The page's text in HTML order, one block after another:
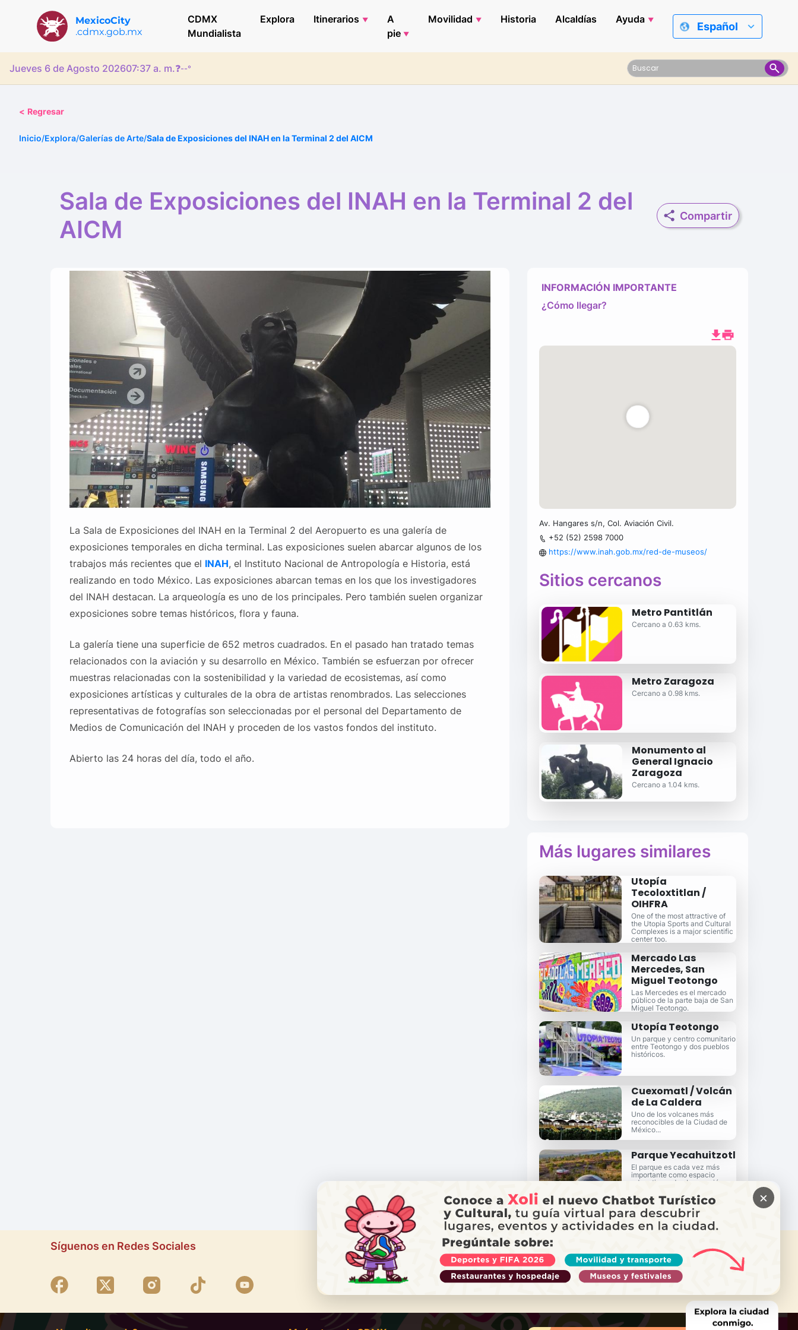
MexicoCity
.cdmx.gob.mx
CDMX
Mundialista
Explora Itinerarios
A
pie
Movilidad Historia Alcaldías Ayuda
Español
Jueves 6 de Agosto 202607:37 a. m.❓--°
< Regresar
Inicio/Explora/Galerías de Arte/Sala de Exposiciones del INAH en la Terminal 2 del AICM
Sala de Exposiciones del INAH en la Terminal 2 del
AICM
Compartir
La Sala de Exposiciones del INAH en la Terminal 2 del Aeropuerto es una galería de
exposiciones temporales en dicha terminal. Las exposiciones suelen abarcar algunos de los
trabajos más recientes que el INAH, el Instituto Nacional de Antropología e Historia, está
realizando en todo México. Las exposiciones abarcan temas en los que los investigadores
del INAH destacan. La arqueología es uno de los principales. Pero también suelen organizar
exposiciones sobre temas históricos, flora y fauna.
La galería tiene una superficie de 652 metros cuadrados. En el pasado han tratado temas
relacionados con la aviación y su desarrollo en México. También se esfuerzan por ofrecer
muestras relacionadas con la sostenibilidad y la variedad de ecosistemas, así como
exposiciones artísticas y culturales de la obra de artistas renombrados. Las selecciones
representativas de fotografías son seleccionadas por el personal del Departamento de
Medios de Comunicación del INAH y proceden de los vastos fondos del instituto.
Abierto las 24 horas del día, todo el año.
INFORMACIÓN IMPORTANTE
¿Cómo llegar?
Av. Hangares s/n, Col. Aviación Civil.
+52 (52) 2598 7000
https://www.inah.gob.mx/red-de-museos/
Sitios cercanos
Metro Pantitlán
Cercano a 0.63 kms.
Metro Zaragoza
Cercano a 0.98 kms.
Monumento al
General Ignacio
Zaragoza
Cercano a 1.04 kms.
Más lugares similares
Utopía
Tecoloxtitlan /
OIHFRA
One of the most attractive of
the Utopia Sports and Cultural
Complexes is a major scientific
center too.
Mercado Las
Mercedes, San
Miguel Teotongo
Las Mercedes es el mercado
público de la parte baja de San
Miguel Teotongo.
Utopía Teotongo
Un parque y centro comunitario
entre Teotongo y dos pueblos
históricos.
Cuexomatl / Volcán
de La Caldera
Uno de los volcanes más
reconocibles de la Ciudad de
México...
Parque Yecahuitzotl
El parque es cada vez más
importante como espacio
educativo y de observación
Síguenos en Redes Sociales
¿NECESITAS AYUDA?
Llama a Locatel
×